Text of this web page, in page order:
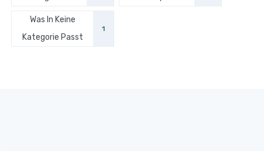
Was In Keine
Kategorie Passt
1